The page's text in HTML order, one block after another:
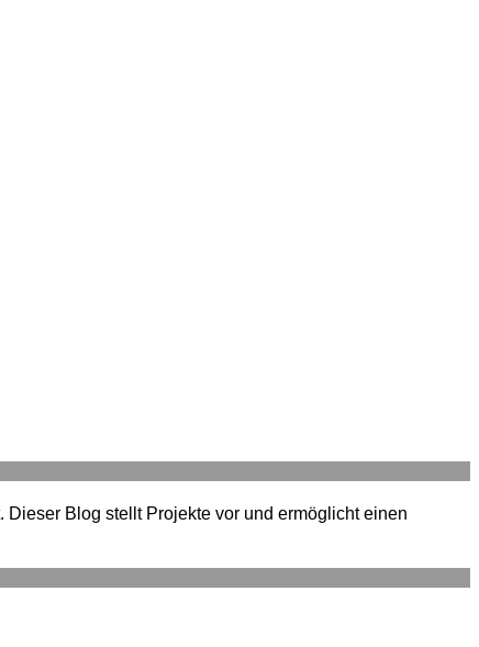
Blog stellt Projekte vor und ermöglicht einen